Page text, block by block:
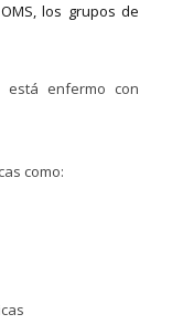
los grupos de
enfermo con
como: